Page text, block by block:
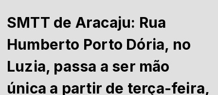
SMTT de Aracaju: Rua
Humberto Porto Dória, no
Luzia, passa a ser mão
única a partir de terça-feira,